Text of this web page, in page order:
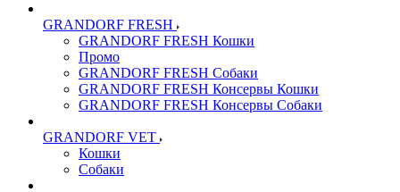
GRANDORF FRESH
GRANDORF FRESH Кошки
Промо
GRANDORF FRESH Собаки
GRANDORF FRESH Консервы Кошки
GRANDORF FRESH Консервы Собаки
GRANDORF VET
Кошки
Собаки